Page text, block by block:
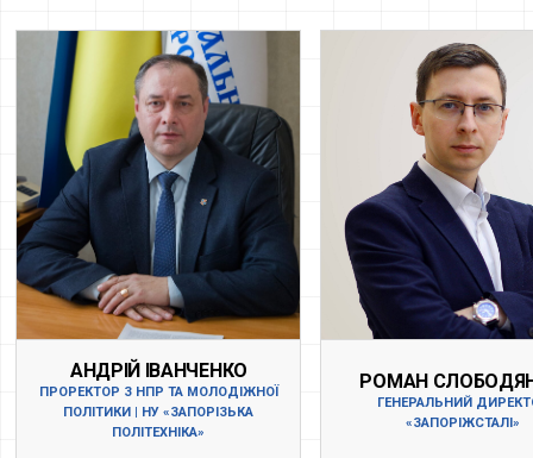
АНДРІЙ ІВАНЧЕНКО
ПРОРЕКТОР З НПР ТА МОЛОДІЖНОЇ
ПОЛІТИКИ | НУ «ЗАПОРІЗЬКА
РОМАН
ГЕНЕРАЛЬНИЙ